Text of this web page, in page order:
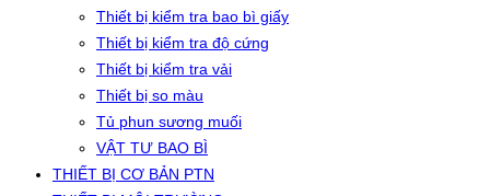
Thiết bị kiểm tra bao bì giấy
Thiết bị kiểm tra độ cứng
Thiết bị kiểm tra vải
Thiết bị so màu
Tủ phun sương muối
VẬT TƯ BAO BÌ
THIẾT BỊ CƠ BẢN PTN